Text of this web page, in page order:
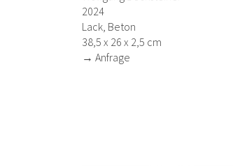
2024
Lack, Beton
38,5 x 26 x 2,5 cm
→ Anfrage